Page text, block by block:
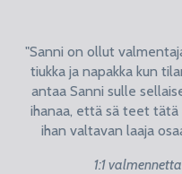
"Sanni on ollut
tiukka ja napakka kun
antaa Sanni sulle
ihanaa, että sä teet tätä
ihan valtavan laaja
1:1